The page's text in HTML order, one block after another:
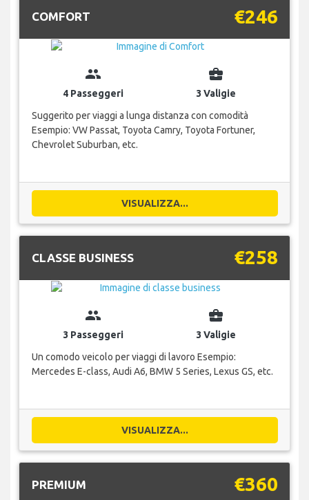
COMFORT €246
group
4 Passeggeri
business_center
3 Valigie
Suggerito per viaggi a lunga distanza con comodità
Esempio: VW Passat, Toyota Camry, Toyota Fortuner,
Chevrolet Suburban, etc.
VISUALIZZA...
CLASSE BUSINESS €258
group
3 Passeggeri
business_center
3 Valigie
Un comodo veicolo per viaggi di lavoro Esempio:
Mercedes E-class, Audi A6, BMW 5 Series, Lexus GS, etc.
VISUALIZZA...
PREMIUM €360